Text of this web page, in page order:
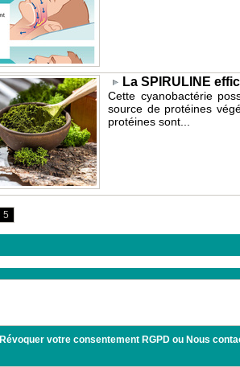
​La SPIRULINE
Cette cyanobactérie
source de protéines
protéines sont...
5
Révoquer votre consentement RGPD ou Nous